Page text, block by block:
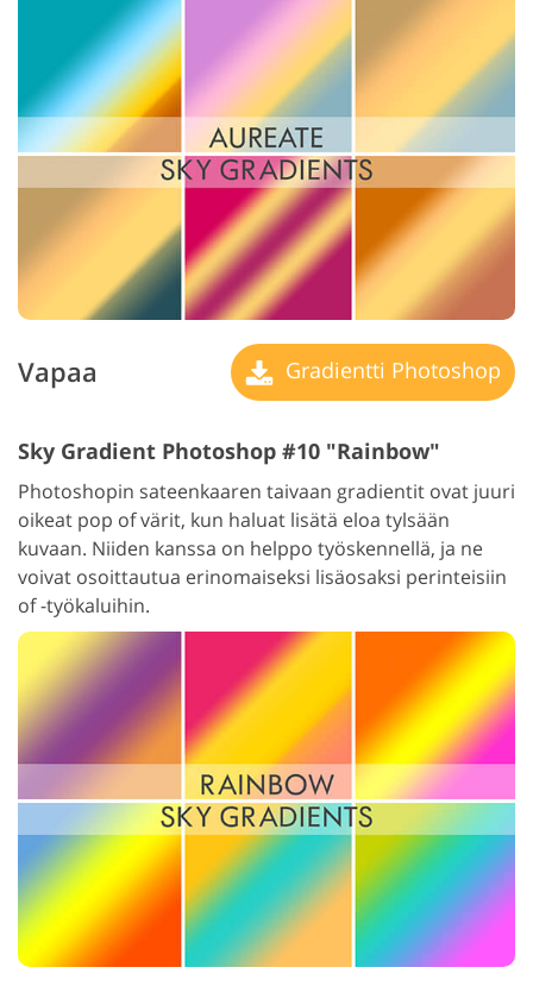
Vapaa Gradientti Photoshop
Sky Gradient Photoshop #10 "Rainbow"
Photoshopin sateenkaaren taivaan gradientit ovat juuri
oikeat pop of värit, kun haluat lisätä eloa tylsään
kuvaan. Niiden kanssa on helppo työskennellä, ja ne
voivat osoittautua erinomaiseksi lisäosaksi perinteisiin
of -työkaluihin.